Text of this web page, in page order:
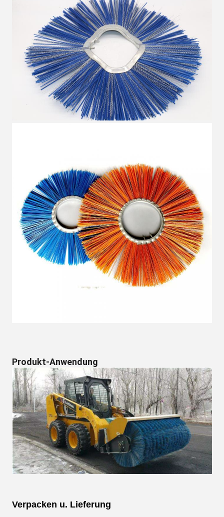
Produkt-Anwendung
Verpacken u. Lieferung